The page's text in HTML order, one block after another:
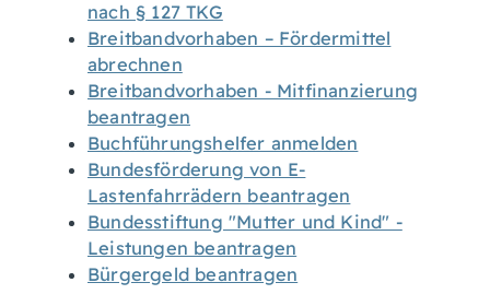
nach § 127 TKG
Breitbandvorhaben – Fördermittel
abrechnen
Breitbandvorhaben - Mitfinanzierung
beantragen
Buchführungshelfer anmelden
Bundesförderung von E-
Lastenfahrrädern beantragen
Bundesstiftung "Mutter und Kind" -
Leistungen beantragen
Bürgergeld beantragen